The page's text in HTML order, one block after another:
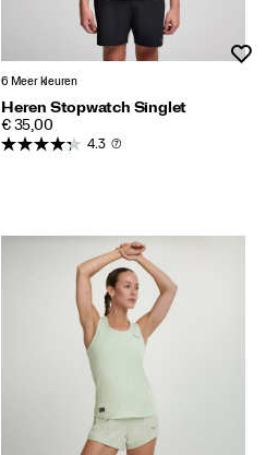
6 Meer kleuren
Heren Stopwatch Singlet
PRICE
€ 35,00
4.3 (7)